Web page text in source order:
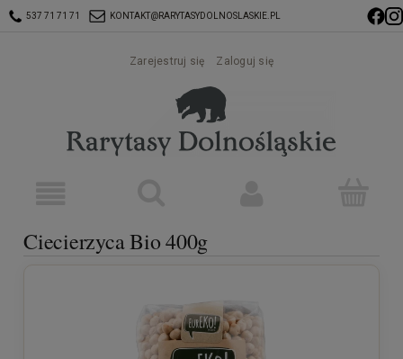
537 71 71 71 KONTAKT@RARYTASYDOLNOSLASKIE.PL
Zarejestruj się Zaloguj się
Ciecierzyca Bio 400g